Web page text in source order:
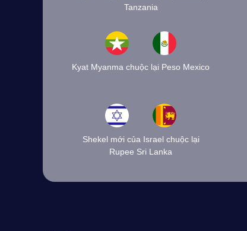
Tanzania
Kyat Myanma chuộc lại Peso Mexico
Shekel mới của Israel chuộc lại
Rupee Sri Lanka